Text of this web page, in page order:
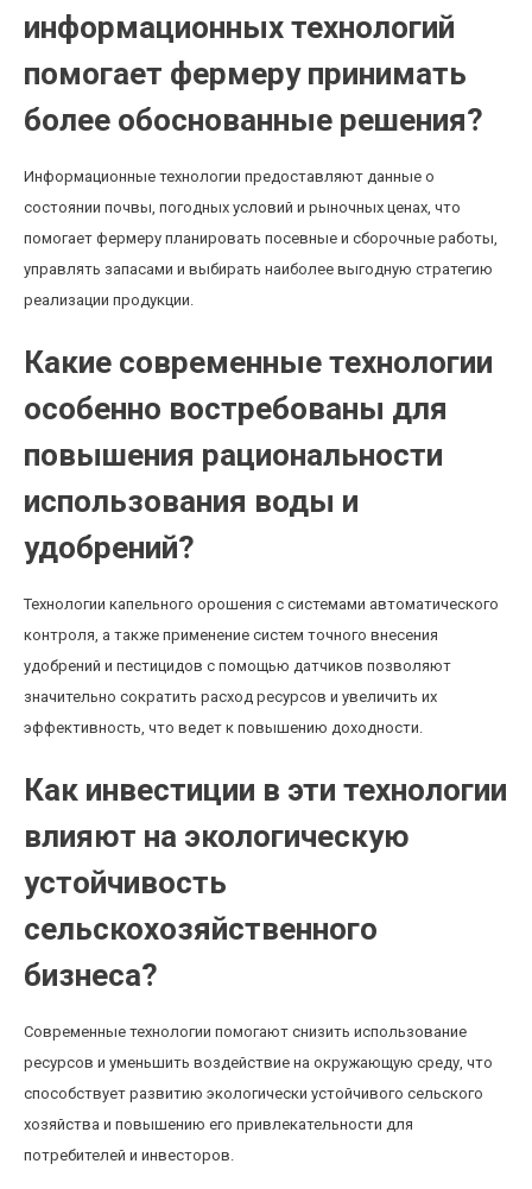
информационных технологий
помогает фермеру принимать
более обоснованные решения?
Информационные технологии предоставляют данные о
состоянии почвы, погодных условий и рыночных ценах, что
помогает фермеру планировать посевные и сборочные работы,
управлять запасами и выбирать наиболее выгодную стратегию
реализации продукции.
Какие современные технологии
особенно востребованы для
повышения рациональности
использования воды и
удобрений?
Технологии капельного орошения с системами автоматического
контроля, а также применение систем точного внесения
удобрений и пестицидов с помощью датчиков позволяют
значительно сократить расход ресурсов и увеличить их
эффективность, что ведет к повышению доходности.
Как инвестиции в эти технологии
влияют на экологическую
устойчивость
сельскохозяйственного
бизнеса?
Современные технологии помогают снизить использование
ресурсов и уменьшить воздействие на окружающую среду, что
способствует развитию экологически устойчивого сельского
хозяйства и повышению его привлекательности для
потребителей и инвесторов.